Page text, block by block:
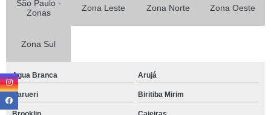
São Paulo -
Zonas
Zona Leste Zona Norte Zona Oeste
Zona Sul
Agua Branca Arujá
Barueri Biritiba Mirim